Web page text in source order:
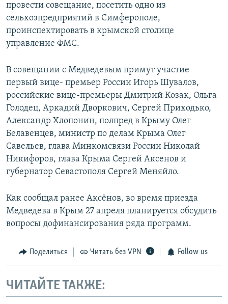
провести совещание, посетить одно из
сельхозпредприятий в Симферополе,
проинспектировать в крымской столице
управление ФМС.
В совещании с Медведевым примут участие
первый вице- премьер России Игорь Шувалов,
российские вице-премьеры Дмитрий Козак, Ольга
Голодец, Аркадий Дворкович, Сергей Приходько,
Александр Хлопонин, полпред в Крыму Олег
Белавенцев, министр по делам Крыма Олег
Савельев, глава Минкомсвязи России Николай
Никифоров, глава Крыма Сергей Аксенов и
губернатор Севастополя Сергей Меняйло.
Как сообщал ранее Аксёнов, во время приезда
Медведева в Крым 27 апреля планируется обсудить
вопросы дофинансирования ряда программ.
Поделиться Читать без VPN Follow us
ЧИТАЙТЕ ТАКЖЕ: